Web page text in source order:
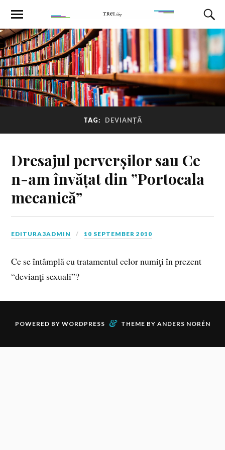
TAG: DEVIANȚĂ
Dresajul perverșilor sau Ce
n-am învățat din ”Portocala
mecanică”
EDITURA3ADMIN 10 SEPTEMBER 2010
Ce se întâmplă cu tratamentul celor numiţi în prezent
“devianţi sexuali”?
POWERED BY WORDPRESS & THEME BY ANDERS NORÉN